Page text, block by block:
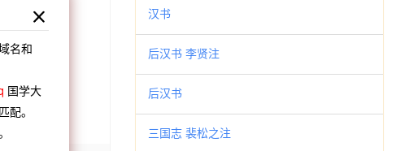
汉书
后汉书 李贤注
后汉书
三国志 裴松之注
名和
国学大
配。